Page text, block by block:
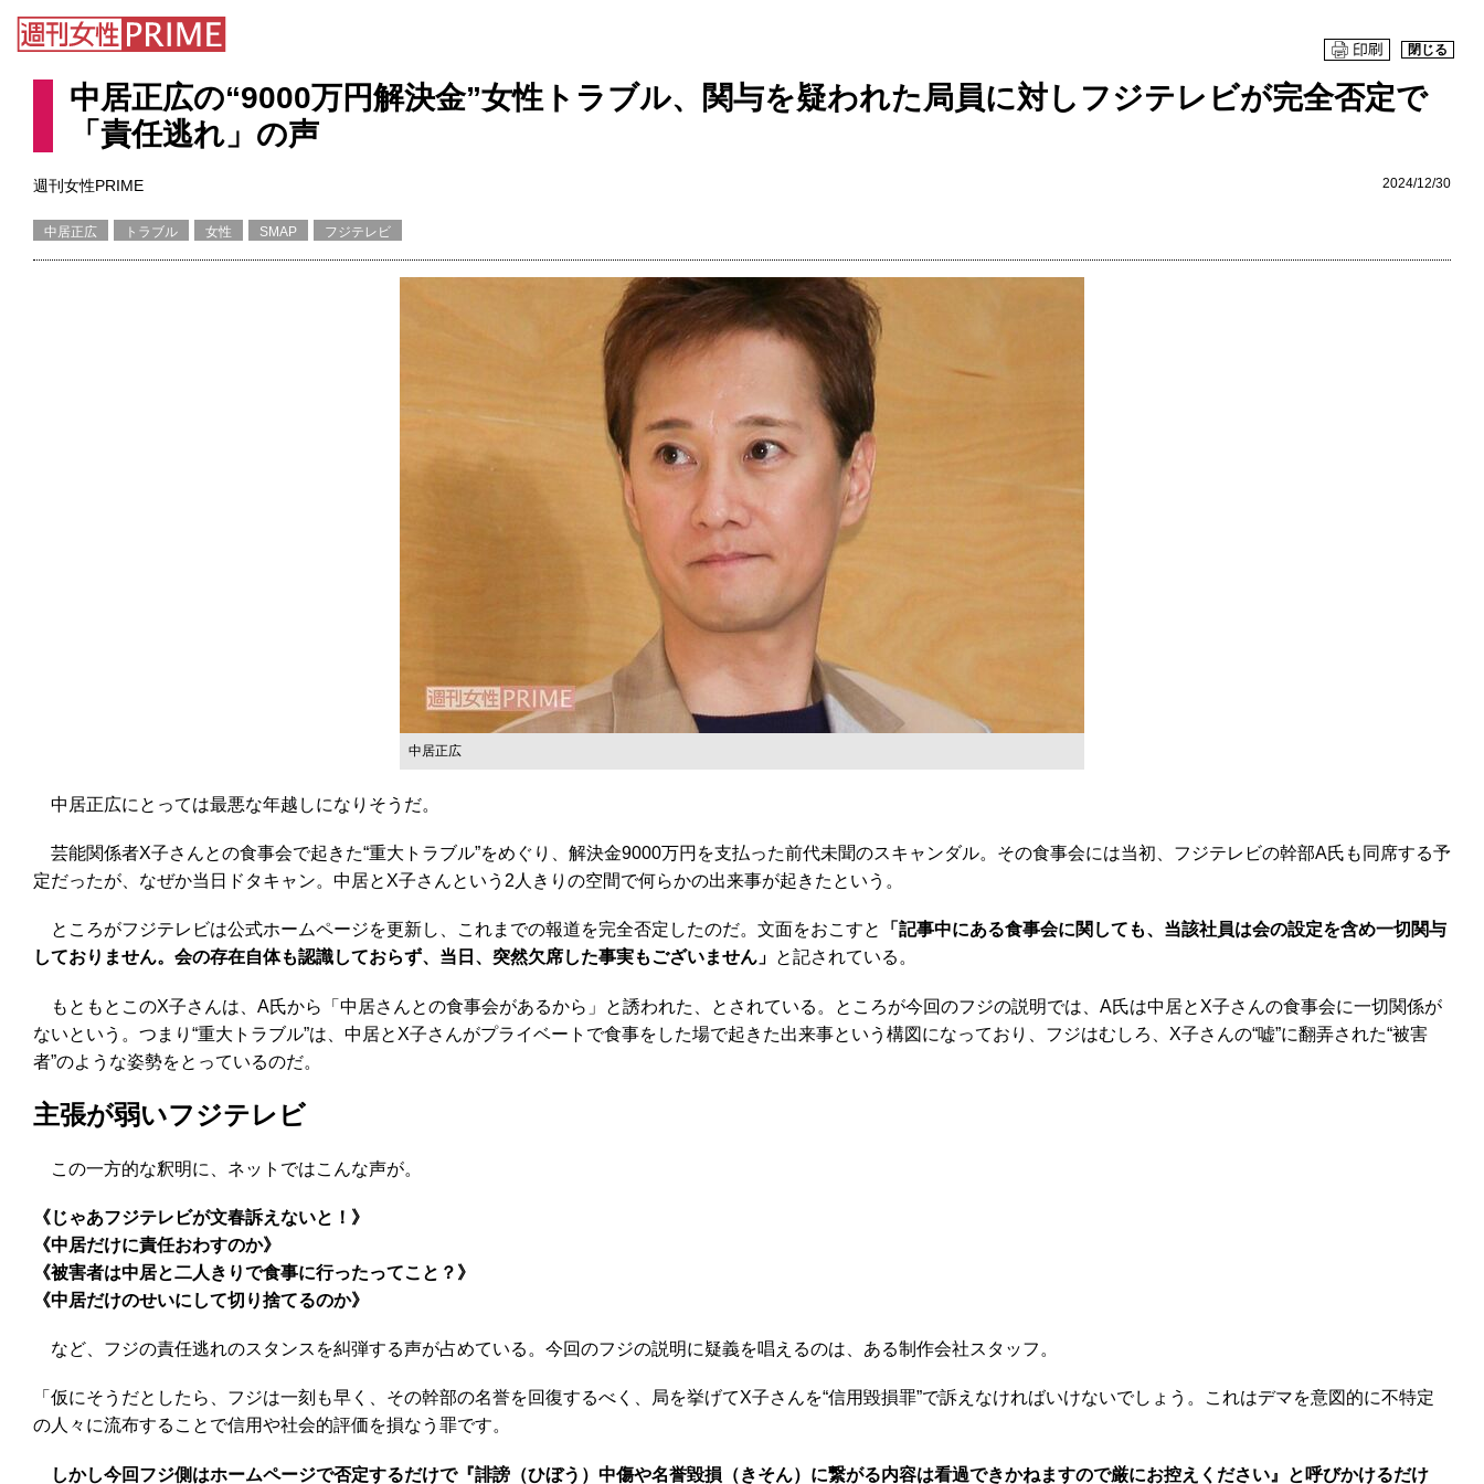
閉じる
中居正広の“9000万円解決金”女性トラブル、関与を疑われた局員に対しフジテレビが完全否定で
「責任逃れ」の声
週刊女性PRIME 2024/12/30
中居正広 トラブル 女性 SMAP フジテレビ
中居正広
中居正広にとっては最悪な年越しになりそうだ。
芸能関係者X子さんとの食事会で起きた“重大トラブル”をめぐり、解決金9000万円を支払った前代未聞のスキャンダル。その食事会には当初、フジテレビの幹部A氏も同席する予
定だったが、なぜか当日ドタキャン。中居とX子さんという2人きりの空間で何らかの出来事が起きたという。
ところがフジテレビは公式ホームページを更新し、これまでの報道を完全否定したのだ。文面をおこすと
「記事中にある食事会に関しても、当該社員は会の設定を含め一切関与
しておりません。会の存在自体も認識しておらず、当日、突然欠席した事実もございません」 と記されている。
もともとこのX子さんは、A氏から「中居さんとの食事会があるから」と誘われた、とされている。ところが今回のフジの説明では、A氏は中居とX子さんの食事会に一切関係が
ないという。つまり“重大トラブル”は、中居とX子さんがプライベートで食事をした場で起きた出来事という構図になっており、フジはむしろ、X子さんの“嘘”に翻弄された“被害
者”のような姿勢をとっているのだ。
主張が弱いフジテレビ
この一方的な釈明に、ネットではこんな声が。
《じゃあフジテレビが文春訴えないと！》
《中居だけに責任おわすのか》
《被害者は中居と二人きりで食事に行ったってこと？》
《中居だけのせいにして切り捨てるのか》
など、フジの責任逃れのスタンスを糾弾する声が占めている。今回のフジの説明に疑義を唱えるのは、ある制作会社スタッフ。
「仮にそうだとしたら、フジは一刻も早く、その幹部の名誉を回復するべく、局を挙げてX子さんを“信用毀損罪”で訴えなければいけないでしょう。これはデマを意図的に不特定
の人々に流布することで信用や社会的評価を損なう罪です。
しかし今回フジ側はホームページで否定するだけで『誹謗（ひぼう）中傷や名誉毀損（きそん）に繋がる内容は看過できかねますので厳にお控えください』と呼びかけるだけ